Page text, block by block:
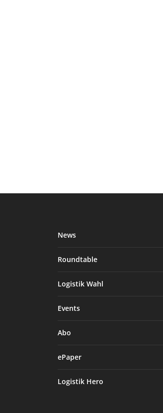
News
Roundtable
Logistik Wahl
Events
Abo
ePaper
Logistik Hero